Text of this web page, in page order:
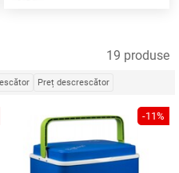
19 produse
Preț descrescător
-11%